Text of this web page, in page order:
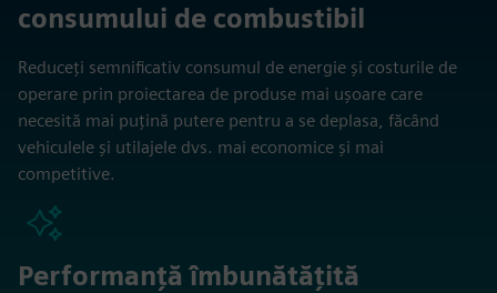
consumului de combustibil
Reduceți semnificativ consumul de energie și costurile de
operare prin proiectarea de produse mai ușoare care
necesită mai puțină putere pentru a se deplasa, făcând
vehiculele și utilajele dvs. mai economice și mai
competitive.
Performanță îmbunătățită